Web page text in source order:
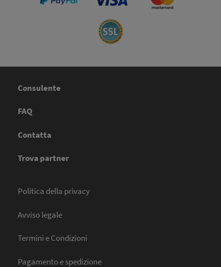
Consulente
FAQ
Contatta
Trova partner
Politica della privacy
Avviso legale
Termini e Condizioni
Pagamento e spedizione